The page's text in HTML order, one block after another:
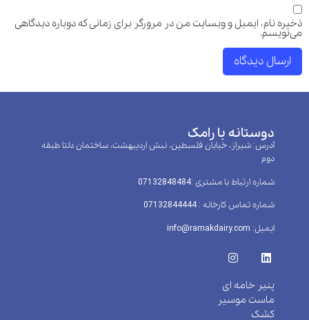
ذخیره نام، ایمیل و وبسایت من در مرورگر برای زمانی که دوباره دیدگاهی
می‌نویسم.
دوستانه با رامک
آدرس: شیراز، خیابان فلسطین، نبش اردیبهشت، ساختمان دلتا طبقه
دوم
شماره ارتباط با مشتری :‌07132848484
شماره تماس کارخانه : 07132844444
ایمیل: info@ramakdairy.com
پنیر خامه ای
ماست موسیر
کشک